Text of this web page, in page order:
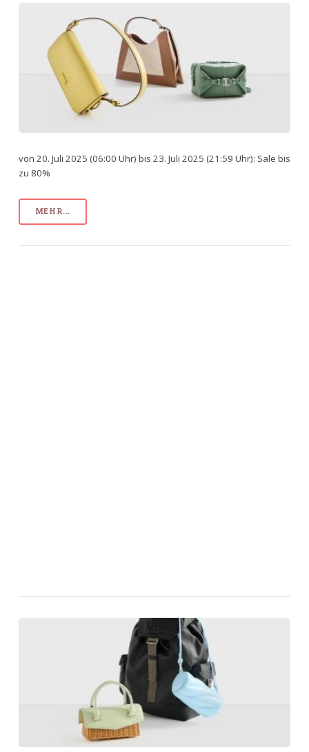
von 20. Juli 2025 (06:00 Uhr) bis 23. Juli 2025 (21:59 Uhr): Sale bis
zu 80%
MEHR...